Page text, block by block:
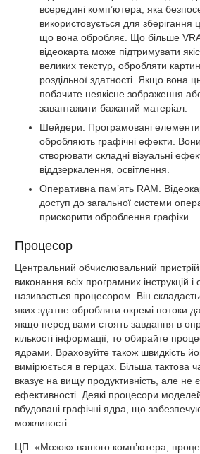
всередині комп’ютера, яка
використовується для зберігання
що вона обробляє. Що більше
відеокарта може підтримувати
великих текстур, обробляти
роздільної здатності. Якщо вона
побачите неякісне зображення
завантажити бажаний матеріал.
Шейдери. Програмовані елементи
обробляють графічні ефекти.
створювати складні візуальні
віддзеркалення, освітлення.
Оперативна пам’ять RAM.
доступ до загальної системи
прискорити оброблення графіки.
Процесор
Центральний обчислювальний
виконання всіх програмних інструкцій
називається процесором. Він
яких здатне обробляти окремі потоки
якщо перед вами стоять завдання в
кількості інформації, то обирайте
ядрами. Враховуйте також швидкість
вимірюється в герцах. Більша тактова
вказує на вищу продуктивність, але не
ефективності. Деякі процесори
вбудовані графічні ядра, що
можливості.
ЦП: «Мозок» вашого комп’ютера,